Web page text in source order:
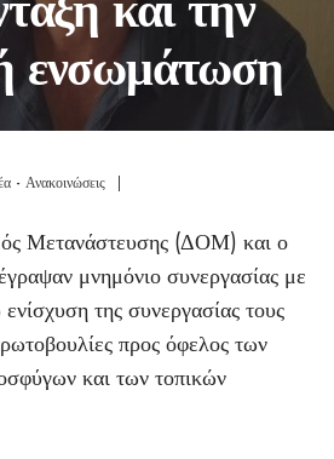
ενσωμάτωση
- Ανακοινώσεις |
Μετανάστευσης (ΔΟΜ) και ο
μνημόνιο συνεργασίας με
της συνεργασίας τους
προς όφελος των
και των τοπικών